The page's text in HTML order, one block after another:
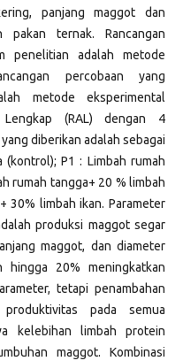
panjang maggot dan
pakan ternak. Rancangan
penelitian adalah metode
percobaan yang
metode eksperimental
Lengkap (RAL) dengan 4
diberikan adalah sebagai
P1 : Limbah rumah
rumah tangga+ 20 % limbah
30% limbah ikan. Parameter
produksi maggot segar
maggot, dan diameter
hingga 20% meningkatkan
tetapi penambahan
pada semua
kelebihan limbah protein
maggot. Kombinasi